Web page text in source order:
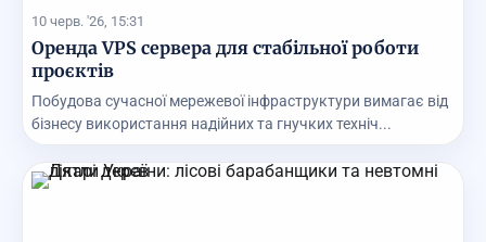
10 черв. '26, 15:31
Оренда VPS сервера для стабільної роботи
проєктів
Побудова сучасної мережевої інфраструктури вимагає від
бізнесу використання надійних та гнучких техніч...